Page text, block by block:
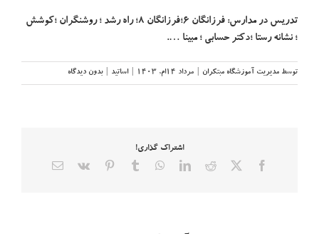
تدریس در مدارس: فرزانگان ۶؛فرزانگان ۸؛ راه رشد ؛ روشنگران ؛کوشش
؛ نشانه رستا ؛دکتر حسابی ؛ مبینا ….
توسط مدیریت آموزشگاه مبتکران مرداد ۱۴ام, ۱۴۰۳ اساتید بدون دیدگاه
اشتراک گذاری!
Facebook
X
Reddit
LinkedIn
WhatsApp
Tumblr
Pinterest
Vk ایمیل